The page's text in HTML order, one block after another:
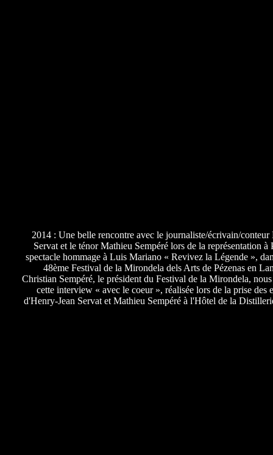
2014 : Une belle rencontre avec le journaliste/écrivain/conteur
Servat et le ténor Mathieu Sempéré lors de la représentation à
spectacle hommage à Luis Mariano « Revivez la Légende »,
48ème Festival de la Mirondela dels Arts de Pézenas en
Christian Sempéré, le président du Festival de la Mirondela,
cette interview « avec le coeur », réalisée lors de la prise des
d'Henry-Jean Servat et Mathieu Sempéré à l'Hôtel de la